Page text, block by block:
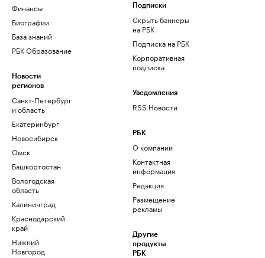
Финансы
Биографии
База знаний
РБК Образование
Новости
регионов
Санкт-Петербург
и область
Екатеринбург
Новосибирск
Омск
Башкортостан
Вологодская
область
Калининград
Краснодарский
край
Нижний
Новгород
Подписки
Скрыть баннеры
на РБК
Подписка на РБК
Корпоративная
подписка
Уведомления
RSS Новости
РБК
О компании
Контактная
информация
Редакция
Размещение
рекламы
Другие
продукты
РБК